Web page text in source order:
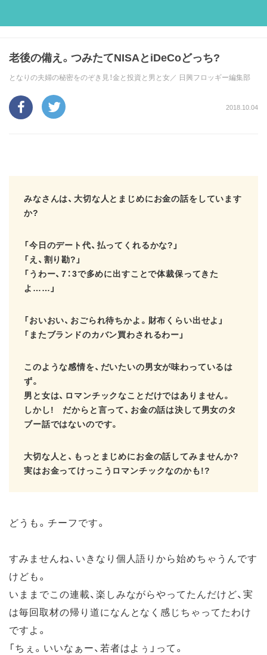
老後の備え。つみたてNISAとiDeCoどっち?
となりの夫婦の秘密をのぞき見！金と投資と男と女／ 日興フロッギー編集部
2018.10.04
みなさんは、大切な人とまじめにお金の話をしています
か?
「今日のデート代、払ってくれるかな?」
「え、割り勘?」
「うわー、7：3で多めに出すことで体裁保ってきた
よ……」
「おいおい、おごられ待ちかよ。財布くらい出せよ」
「またブランドのカバン買わされるわー」
このような感情を、だいたいの男女が味わっているは
ず。
男と女は、ロマンチックなことだけではありません。
しかし! だからと言って、お金の話は決して男女のタ
ブー話ではないのです。
大切な人と、もっとまじめにお金の話してみませんか?
実はお金ってけっこうロマンチックなのかも!?
どうも。チーフです。
すみませんね、いきなり個人語りから始めちゃうんです
けども。
いままでこの連載、楽しみながらやってたんだけど、実
は毎回取材の帰り道になんとなく感じちゃってたわけ
ですよ。
「ちぇ。いいなぁー、若者はよぅ」って。